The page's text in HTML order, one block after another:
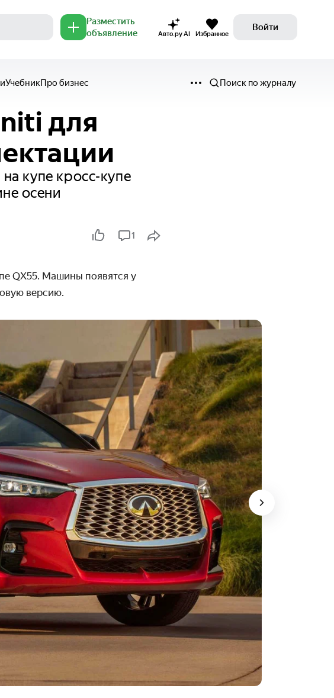
Разместить
объявление
Авто.ру AI Избранное
Войти
УчебникПро бизнес Поиск по журналу
для
купе кросс-купе
осени
1
QX55. Машины появятся у
версию.